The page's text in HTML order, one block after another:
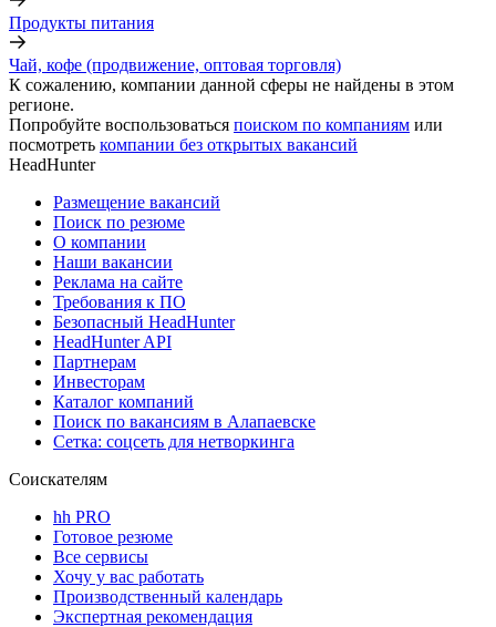
Продукты питания
Чай, кофе (продвижение, оптовая торговля)
К сожалению, компании данной сферы не найдены в этом
регионе.
Попробуйте воспользоваться поиском по компаниям или
посмотреть компании без открытых вакансий
HeadHunter
Размещение вакансий
Поиск по резюме
О компании
Наши вакансии
Реклама на сайте
Требования к ПО
Безопасный HeadHunter
HeadHunter API
Партнерам
Инвесторам
Каталог компаний
Поиск по вакансиям в Алапаевске
Сетка: соцсеть для нетворкинга
Соискателям
hh PRO
Готовое резюме
Все сервисы
Хочу у вас работать
Производственный календарь
Экспертная рекомендация